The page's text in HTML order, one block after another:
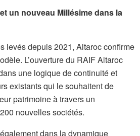
un nouveau Millésime dans la
levés depuis 2021, Altaroc confirme
L’ouverture du RAIF Altaroc
une logique de continuité et
existants qui le souhaitent de
patrimoine à travers un
nouvelles sociétés.
dans la dynamique